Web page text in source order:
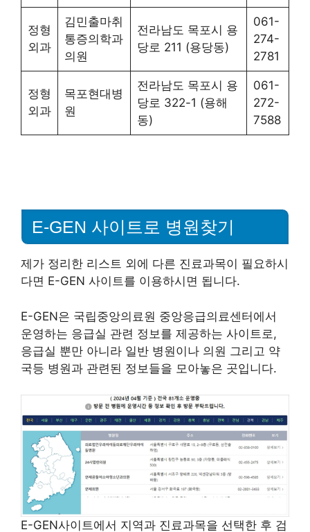
정형
외과
김민출마취
통증의학과
의원
전라남도 목포시 용
당로 211 (용당동)
061-
274-
2781
정형
외과
목포현대병
원
전라남도 목포시 용
당로 322-1 (용해
동)
061-
272-
7588
E-GEN 사이트로 병원찾기
제가 정리한 리스트 외에 다른 진료과목이 필요하시
다면 E-GEN 사이트를 이용하시면 됩니다.
E-GEN은 국립중앙의료원 중앙응급의료센터에서
운영하는 응급실 관련 정보를 제공하는 사이트로,
응급실 뿐만 아니라 일반 병원이나 의원 그리고 약
국등 병원과 관련된 정보들을 모아놓은 곳입니다.
E-GEN사이트에서 지역과 진료과목을 선택한 후 검